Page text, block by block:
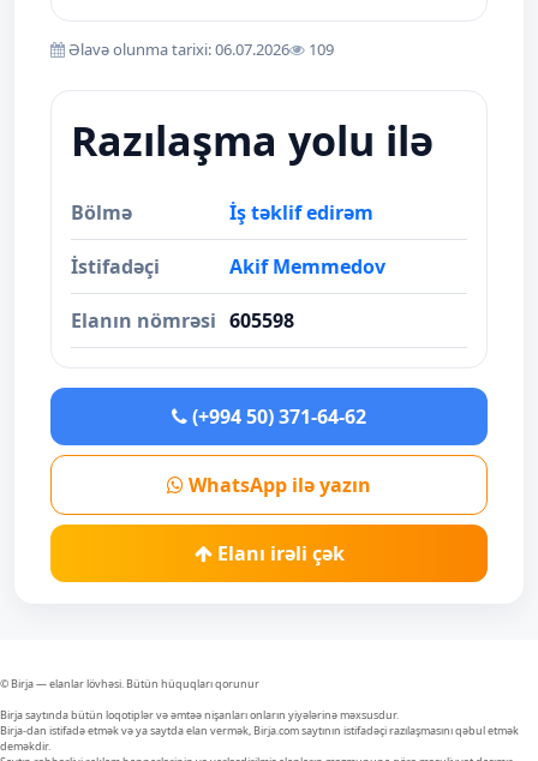
Əlavə olunma tarixi: 06.07.2026 109
Razılaşma yolu ilə
Bölmə İş təklif edirəm
İstifadəçi Akif Memmedov
Elanın nömrəsi 605598
(+994 50) 371-64-62
WhatsApp ilə yazın
Elanı irəli çək
© Birja — elanlar lövhəsi. Bütün hüquqları qorunur
Birja saytında bütün loqotiplər və əmtəə nişanları onların yiyələrinə məxsusdur.
Birja-dan istifadə etmək və ya saytda elan vermək, Birja.com saytının istifadəçi razılaşmasını qəbul etmək
deməkdir.